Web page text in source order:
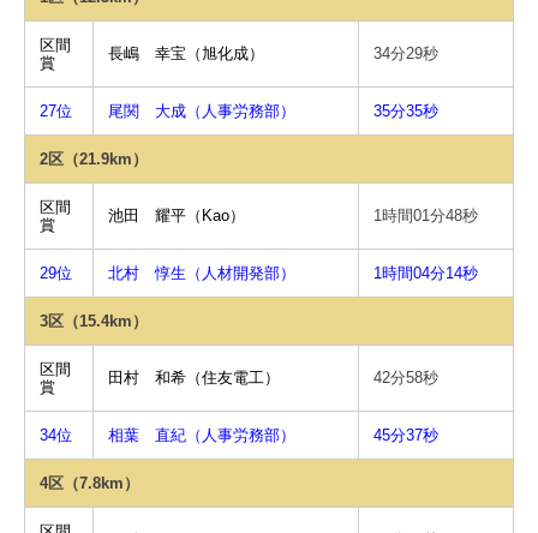
区間
賞
長嶋 幸宝（旭化成） 34分29秒
27位 尾関 大成（人事労務部） 35分35秒
2区（21.9km）
区間
賞
池田 耀平（Kao） 1時間01分48秒
29位 北村 惇生（人材開発部） 1時間04分14秒
3区（15.4km）
区間
賞
田村 和希（住友電工） 42分58秒
34位 相葉 直紀（人事労務部） 45分37秒
4区（7.8km）